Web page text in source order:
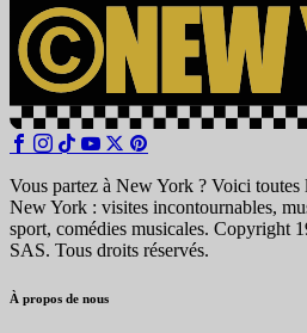
Vous partez à New York ? Voici
New York : visites incontournables,
sport, comédies musicales.
SAS. Tous droits réservés.
À propos de nous